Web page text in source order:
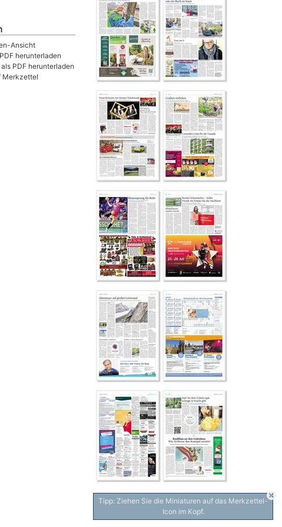
Ansicht
herunterladen
PDF herunterladen
Merkzettel
Tipp: Ziehen Sie die Miniaturen auf das Merkzettel-
Icon im Kopf.